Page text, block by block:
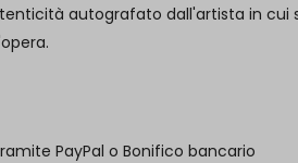
autografato dall'artista in cui
PayPal o Bonifico bancario